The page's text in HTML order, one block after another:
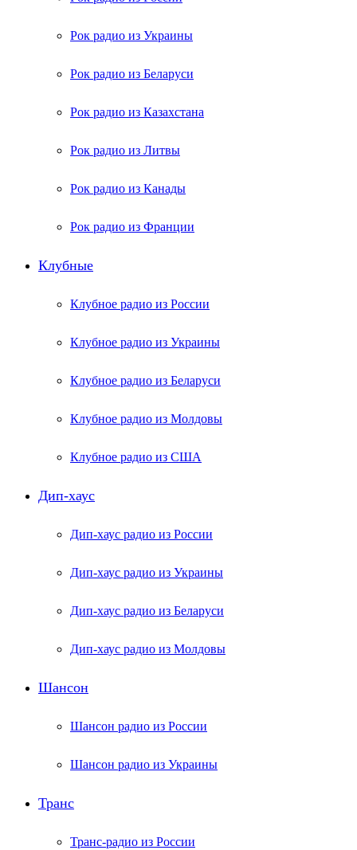
Рок радио из Украины
Рок радио из Беларуси
Рок радио из Казахстана
Рок радио из Литвы
Рок радио из Канады
Рок радио из Франции
Клубные
Клубное радио из России
Клубное радио из Украины
Клубное радио из Беларуси
Клубное радио из Молдовы
Клубное радио из США
Дип-хаус
Дип-хаус радио из России
Дип-хаус радио из Украины
Дип-хаус радио из Беларуси
Дип-хаус радио из Молдовы
Шансон
Шансон радио из России
Шансон радио из Украины
Транс
Транс-радио из России